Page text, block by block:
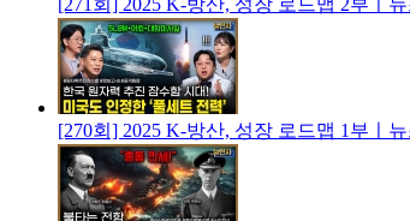
[271회] 2025 K-방산, 성장 로드맵 2부ㅣ
[270회] 2025 K-방산, 성장 로드맵 1부ㅣ